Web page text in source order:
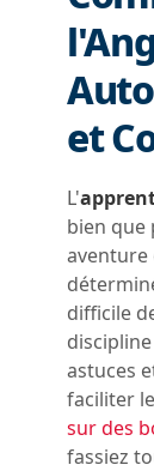
et
L'
bien que
aventure
difficile
astuces
faciliter
sur des
fassiez